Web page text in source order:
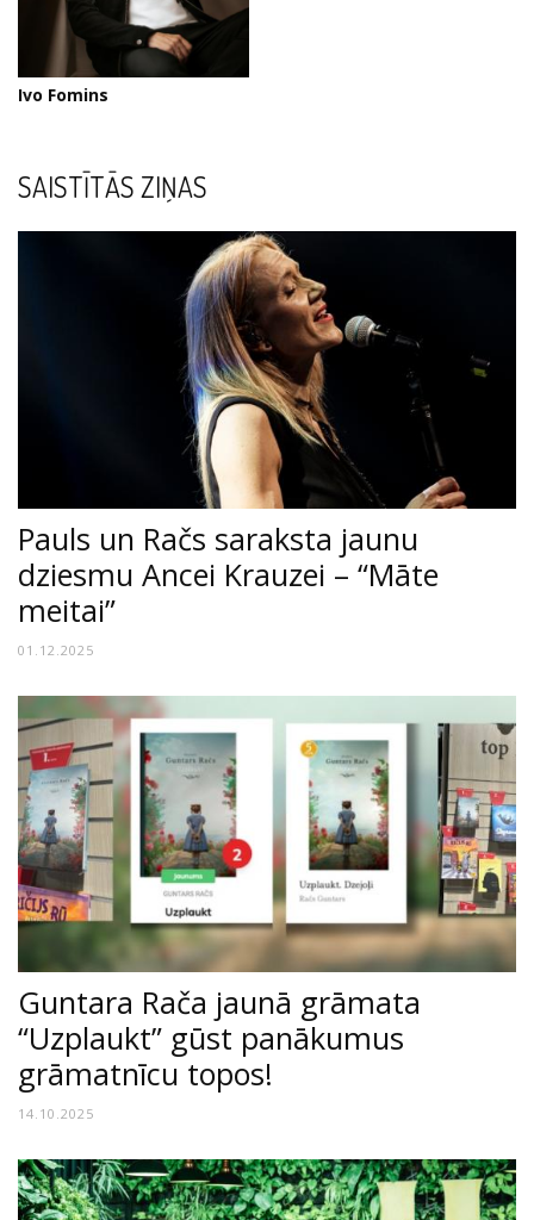
Ivo Fomins
SAISTĪTĀS ZIŅAS
Pauls un Račs saraksta jaunu
dziesmu Ancei Krauzei – “Māte
meitai”
01.12.2025
Guntara Rača jaunā grāmata
“Uzplaukt” gūst panākumus
grāmatnīcu topos!
14.10.2025